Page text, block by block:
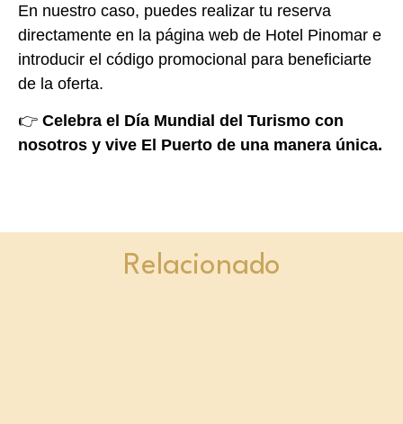
En nuestro caso, puedes realizar tu reserva
directamente en la página web de Hotel Pinomar e
introducir el código promocional para beneficiarte
de la oferta.
👉 Celebra el Día Mundial del Turismo con
nosotros y vive El Puerto de una manera única.
Relacionado